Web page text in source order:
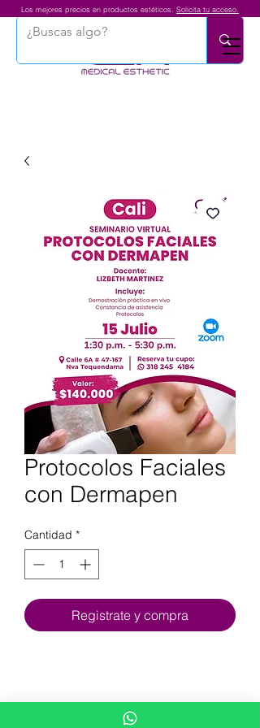
Los mejores precios en productos estéticos. Solicita tu acceso.
Protocolos Faciales
con Dermapen
Cantidad *
Registrate y compra